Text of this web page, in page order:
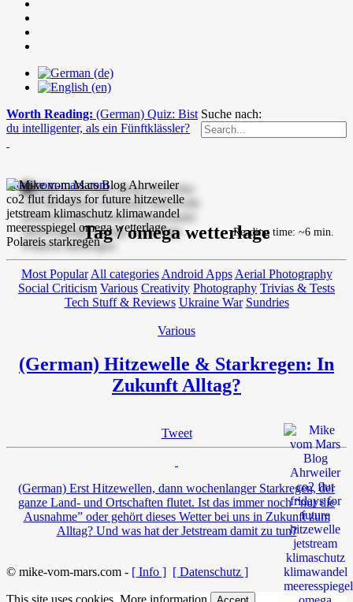
Suche nach:
Worth Reading: (German) Quiz: Bist
du intelligenter, als ein Fünftklässler?
mike-vom-mars.com
Tag / omega wetterlage
Most Popular All categories Android Apps Aerial Photography
Social Criticism Various Creativity Photography Trivias & Tests
Tech Stuff & Reviews Ukraine War Sundries
Various
(German) Hitzewelle & Starkregen: In
Zukunft Alltag?
Tweet
Reading time: ~6 min.
(German) Erst Hitzewellen, dann wochenlanger Starkregen, der
ganze Land- und Ortschaften flutet. Ist das immer noch “nur die
Ausnahme” oder gehört dieses Wetter bei uns in Zukunft zum
Alltag? Und was hat der Jetstream damit zu tun?
© mike-vom-mars.com - [ Info ] [ Datenschutz ]
This site uses cookies. More information